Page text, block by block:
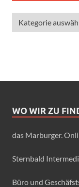
WO WIR ZU
das Marburger.
Sternbald
Büro und